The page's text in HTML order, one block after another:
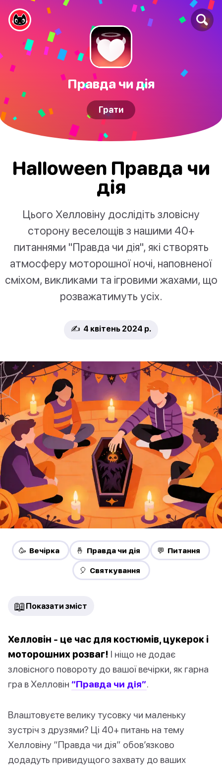
Правда чи дія
Грати
Halloween Правда чи
дія
Цього Хелловіну дослідіть зловісну
сторону веселощів з нашими 40+
питаннями "Правда чи дія", які створять
атмосферу моторошної ночі, наповненої
сміхом, викликами та ігровими жахами, що
розважатимуть усіх.
✍️ 4 квітень 2024 р.
🥳 Вечірка 🤞 Правда чи дія 💬 Питання
🎈 Святкування
📖 Показати зміст
Хелловін - це час для костюмів, цукерок і
моторошних розваг! І ніщо не додає
зловісного повороту до вашої вечірки, як гарна
гра в Хелловін “Правда чи дія”.
Влаштовуєте велику тусовку чи маленьку
зустріч з друзями? Ці 40+ питань на тему
Хелловіну “Правда чи дія” обов’язково
додадуть привидущого захвату до ваших